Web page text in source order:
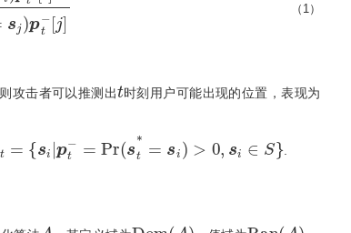
（1）
攻击者可以推测出
t
时刻用户可能出现的位置，表现为
i| t =P st* = i) i∈ S}
A D ( A) R n( A)